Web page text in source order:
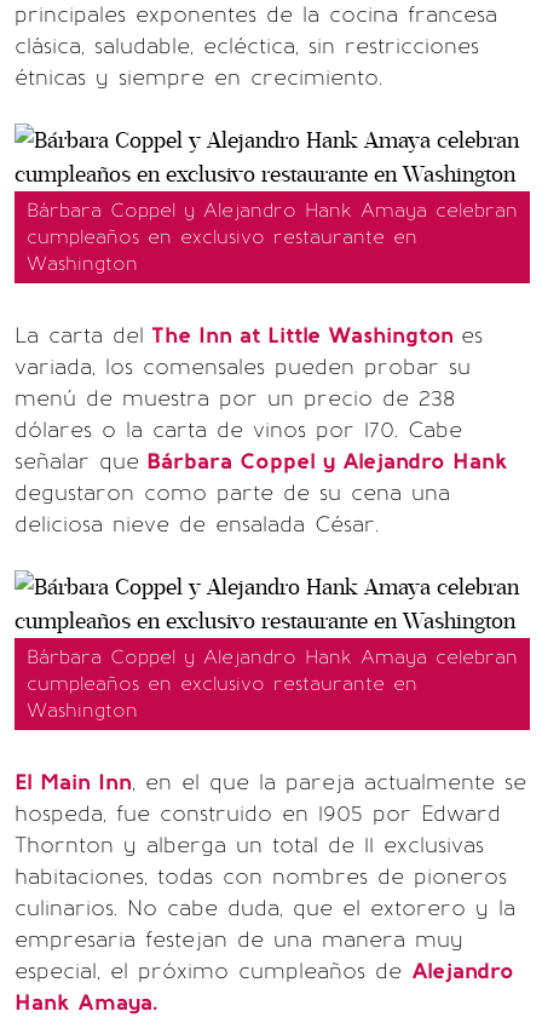
principales exponentes de la cocina francesa
clásica, saludable, ecléctica, sin restricciones
étnicas y siempre en crecimiento.
Bárbara Coppel y Alejandro Hank Amaya celebran
cumpleaños en exclusivo restaurante en
Washington
La carta del The Inn at Little Washington es
variada, los comensales pueden probar su
menú de muestra por un precio de 238
dólares o la carta de vinos por 170. Cabe
señalar que Bárbara Coppel y Alejandro Hank
degustaron como parte de su cena una
deliciosa nieve de ensalada César.
Bárbara Coppel y Alejandro Hank Amaya celebran
cumpleaños en exclusivo restaurante en
Washington
El Main Inn, en el que la pareja actualmente se
hospeda, fue construido en 1905 por Edward
Thornton y alberga un total de 11 exclusivas
habitaciones, todas con nombres de pioneros
culinarios. No cabe duda, que el extorero y la
empresaria festejan de una manera muy
especial, el próximo cumpleaños de Alejandro
Hank Amaya.